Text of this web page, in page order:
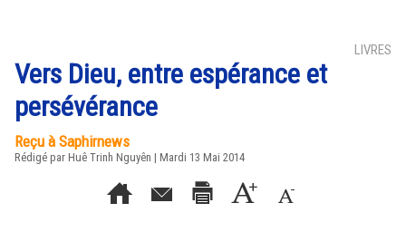
LIVRES
Vers Dieu, entre espérance et
persévérance
Reçu à Saphirnews
Rédigé par Huê Trinh Nguyên | Mardi 13 Mai 2014